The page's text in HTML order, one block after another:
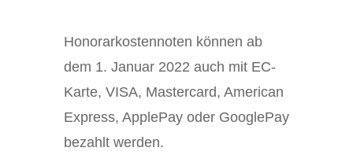
Honorarkostennoten können ab
dem 1. Januar 2022 auch mit EC-
Karte, VISA, Mastercard, American
Express, ApplePay oder GooglePay
bezahlt werden.